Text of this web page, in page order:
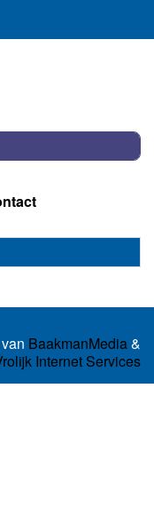
BaakmanMedia&
Internet Services